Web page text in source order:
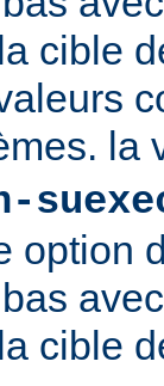
cible
la
option
cible